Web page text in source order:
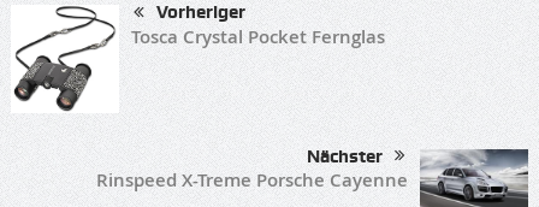
Vorheriger
Tosca Crystal Pocket Fernglas
Nächster
Rinspeed X-Treme Porsche Cayenne